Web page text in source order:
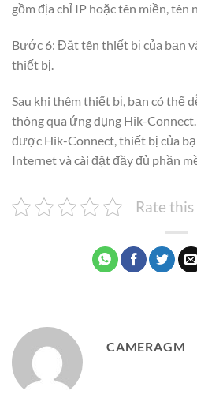
gồm địa chỉ IP hoặc tên miền,
Bước 6: Đặt tên thiết bị của bạn
thiết bị.
Sau khi thêm thiết bị, bạn có thể
thông qua ứng dụng Hik-
được Hik-Connect, thiết bị của
Internet và cài đặt đầy đủ phần
Rate
CAMERAGM